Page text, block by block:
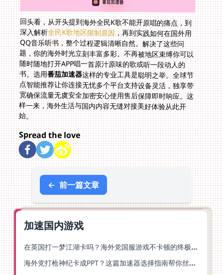
回头看，从开头提到海外全民K歌不能开原唱的痛点，到
深入解析全民K歌地区限制原因，再到实践如何在国外用
QQ音乐听书，整个过程逻辑清晰自然。解决了这些问
题，你的海外时光立刻丰富多彩。不再被地区束缚你可以
随时随地打开APP唱一首原汁原味的歌或听一段动人的
书。选用番茄加速器这样的专业工具是聪明之举。全球节
点智能推荐让你连接无忧多个平台支持设备灵活，独享带
宽确保流量无虞安全加密安心使用售后保障即时响应。这
样一来，海外生活与国内内容无缝对接美好体验从此开
始。
Spread the love
← 前一篇文章
加速国内游戏
在英国打一梦江湖卡吗？海外党国服游戏不卡顿的终极解法
海外党打枪神纪卡成PPT？这篇加速器选择指南帮你丝滑上分